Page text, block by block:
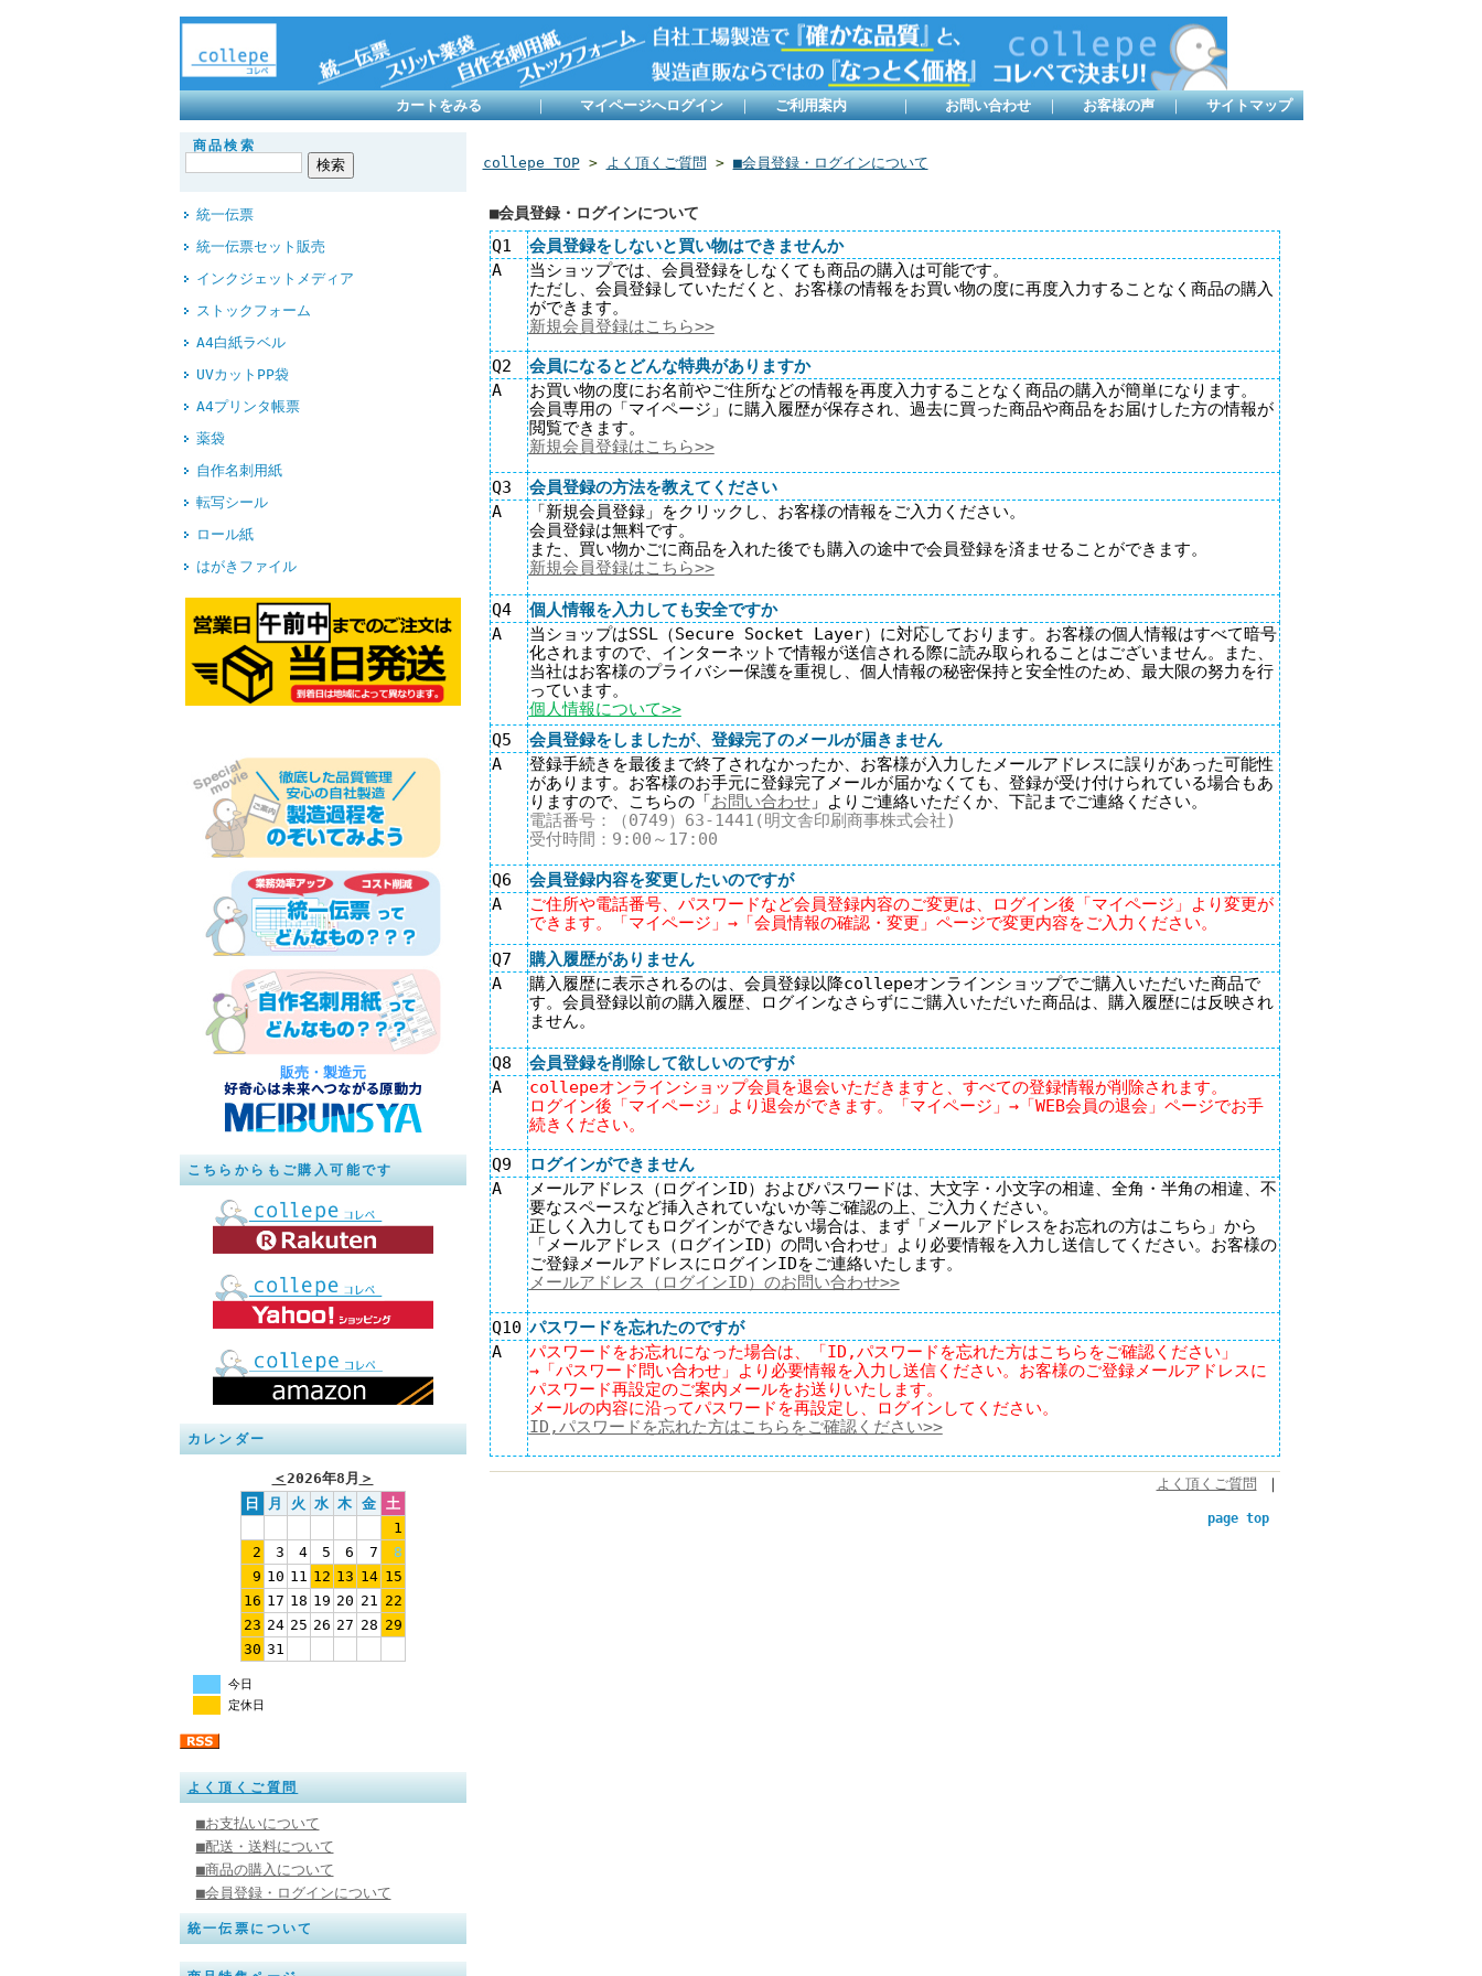
カートをみる ｜ マイページへログイン ｜ ご利用案内 ｜ お問い合わせ ｜ お客様の声 ｜ サイトマップ
商品検索
統一伝票
統一伝票セット販売
インクジェットメディア
ストックフォーム
A4白紙ラベル
UVカットPP袋
A4プリンタ帳票
薬袋
自作名刺用紙
転写シール
ロール紙
はがきファイル
販売・製造元
こちらからもご購入可能です
カレンダー
＜ 2026年8月 ＞
日
月 火 水 木 金
土
1
2
3 4 5 6 7
8
9 10 11 12 13 14 15
16 17 18 19 20 21
22
23 24 25 26 27 28 29
30 31
今日
定休日
よく頂くご質問
■お支払いについて
■配送・送料について
■商品の購入について
■会員登録・ログインについて
統一伝票について
collepe TOP> よく頂くご質問 > ■会員登録・ログインについて
■会員登録・ログインについて
Q1
会員登録をしないと買い物はできませんか
A
当ショップでは、会員登録をしなくても商品の購入は可能です。
ただし、会員登録していただくと、お客様の情報をお買い物の度に再度入力することなく商品の購入
ができます。
新規会員登録はこちら>>
Q2
会員になるとどんな特典がありますか
A
お買い物の度にお名前やご住所などの情報を再度入力することなく商品の購入が簡単になります。
会員専用の「マイページ」に購入履歴が保存され、過去に買った商品や商品をお届けした方の情報が
閲覧できます。
新規会員登録はこちら>>
Q3
会員登録の方法を教えてください
A
「新規会員登録」をクリックし、お客様の情報をご入力ください。
会員登録は無料です。
また、買い物かごに商品を入れた後でも購入の途中で会員登録を済ませることができます。
新規会員登録はこちら>>
Q4
個人情報を入力しても安全ですか
A
当ショップはSSL（Secure Socket Layer）に対応しております。お客様の個人情報はすべて暗号
化されますので、インターネットで情報が送信される際に読み取られることはございません。また、
当社はお客様のプライバシー保護を重視し、個人情報の秘密保持と安全性のため、最大限の努力を行
っています。
個人情報について>>
Q5
会員登録をしましたが、登録完了のメールが届きません
A
登録手続きを最後まで終了されなかったか、お客様が入力したメールアドレスに誤りがあった可能性
があります。お客様のお手元に登録完了メールが届かなくても、登録が受け付けられている場合もあ
りますので、こちらの「お問い合わせ」よりご連絡いただくか、下記までご連絡ください。
電話番号：（0749）63-1441(明文舎印刷商事株式会社)
受付時間：9:00～17:00
Q6
会員登録内容を変更したいのですが
A
ご住所や電話番号、パスワードなど会員登録内容のご変更は、ログイン後「マイページ」より変更が
できます。「マイページ」→「会員情報の確認・変更」ページで変更内容をご入力ください。
Q7
購入履歴がありません
A
購入履歴に表示されるのは、会員登録以降collepeオンラインショップでご購入いただいた商品で
す。会員登録以前の購入履歴、ログインなさらずにご購入いただいた商品は、購入履歴には反映され
ません。
Q8
会員登録を削除して欲しいのですが
A
collepeオンラインショップ会員を退会いただきますと、すべての登録情報が削除されます。
ログイン後「マイページ」より退会ができます。「マイページ」→「WEB会員の退会」ページでお手
続きください。
Q9
ログインができません
A
メールアドレス（ログインID）およびパスワードは、大文字・小文字の相違、全角・半角の相違、不
要なスペースなど挿入されていないか等ご確認の上、ご入力ください。
正しく入力してもログインができない場合は、まず「メールアドレスをお忘れの方はこちら」から
「メールアドレス（ログインID）の問い合わせ」より必要情報を入力し送信してください。お客様の
ご登録メールアドレスにログインIDをご連絡いたします。
メールアドレス（ログインID）のお問い合わせ>>
Q10 パスワードを忘れたのですが
A
パスワードをお忘れになった場合は、「ID,パスワードを忘れた方はこちらをご確認ください」
→「パスワード問い合わせ」より必要情報を入力し送信ください。お客様のご登録メールアドレスに
パスワード再設定のご案内メールをお送りいたします。
メールの内容に沿ってパスワードを再設定し、ログインしてください。
ID,パスワードを忘れた方はこちらをご確認ください>>
よく頂くご質問 ｜
page top